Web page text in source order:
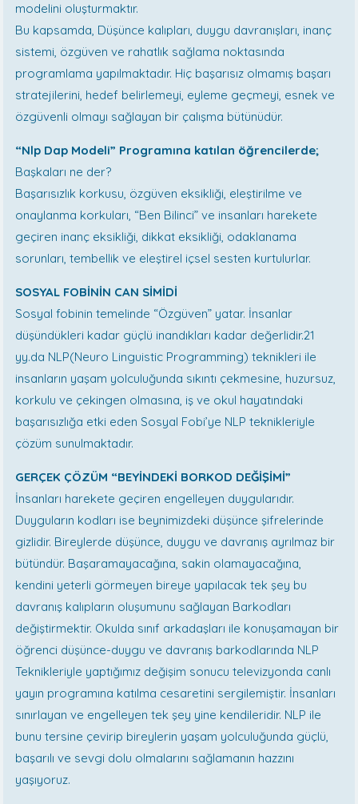
modelini oluşturmaktır.
Bu kapsamda, Düşünce kalıpları, duygu davranışları, inanç
sistemi, özgüven ve rahatlık sağlama noktasında
programlama yapılmaktadır. Hiç başarısız olmamış başarı
stratejilerini, hedef belirlemeyi, eyleme geçmeyi, esnek ve
özgüvenli olmayı sağlayan bir çalışma bütünüdür.
“Nlp Dap Modeli” Programına katılan öğrencilerde;
Başkaları ne der?
Başarısızlık korkusu, özgüven eksikliği, eleştirilme ve
onaylanma korkuları, “Ben Bilinci” ve insanları harekete
geçiren inanç eksikliği, dikkat eksikliği, odaklanama
sorunları, tembellik ve eleştirel içsel sesten kurtulurlar.
SOSYAL FOBİNİN CAN SİMİDİ
Sosyal fobinin temelinde “Özgüven” yatar. İnsanlar
düşündükleri kadar güçlü inandıkları kadar değerlidir.21
yy.da NLP(Neuro Linguistic Programming) teknikleri ile
insanların yaşam yolculuğunda sıkıntı çekmesine, huzursuz,
korkulu ve çekingen olmasına, iş ve okul hayatındaki
başarısızlığa etki eden Sosyal Fobi’ye NLP teknikleriyle
çözüm sunulmaktadır.
GERÇEK ÇÖZÜM “BEYİNDEKİ BORKOD DEĞİŞİMİ”
İnsanları harekete geçiren engelleyen duygularıdır.
Duyguların kodları ise beynimizdeki düşünce şifrelerinde
gizlidir. Bireylerde düşünce, duygu ve davranış ayrılmaz bir
bütündür. Başaramayacağına, sakin olamayacağına,
kendini yeterli görmeyen bireye yapılacak tek şey bu
davranış kalıpların oluşumunu sağlayan Barkodları
değiştirmektir. Okulda sınıf arkadaşları ile konuşamayan bir
öğrenci düşünce-duygu ve davranış barkodlarında NLP
Teknikleriyle yaptığımız değişim sonucu televizyonda canlı
yayın programına katılma cesaretini sergilemiştir. İnsanları
sınırlayan ve engelleyen tek şey yine kendileridir. NLP ile
bunu tersine çevirip bireylerin yaşam yolculuğunda güçlü,
başarılı ve sevgi dolu olmalarını sağlamanın hazzını
yaşıyoruz.